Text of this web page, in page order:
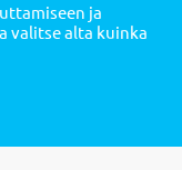
seikka on
tavoitteet
sydäntä, joten
ja
valitse alta kuinka